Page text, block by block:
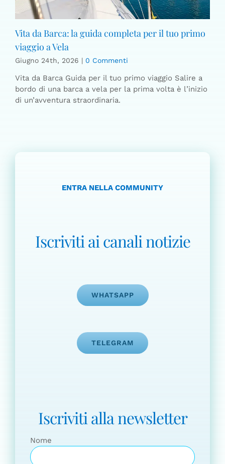
Vita da Barca: la guida completa per il tuo primo
viaggio a Vela
Giugno 24th, 2026 | 0 Commenti
Vita da Barca Guida per il tuo primo viaggio Salire a
bordo di una barca a vela per la prima volta è l’inizio
di un’avventura straordinaria.
ENTRA NELLA COMMUNITY
Iscriviti ai canali notizie
WHATSAPP
TELEGRAM
Iscriviti alla newsletter
Nome